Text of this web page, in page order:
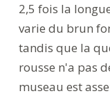
2,5 fois la
varie du brun
tandis que la
rousse n'a pas
museau est